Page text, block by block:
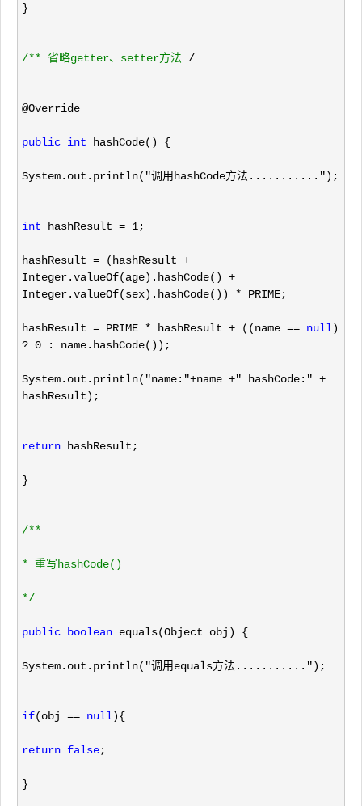
}
/** 省略getter、setter方法 /
@Override
public int hashCode() {
System.out.println( "调用hashCode方法...........");
int hashResult = 1;
hashResult = (hashResult +
Integer.valueOf(age).hashCode() +
Integer.valueOf(sex).hashCode()) * PRIME;
hashResult = PRIME * hashResult + ((name == null)
? 0 : name.hashCode());
System.out.println( "name:"+name +" hashCode:" +
hashResult);
return hashResult;
}
/**
* 重写hashCode()
*/
public boolean equals(Object obj) {
System.out.println( "调用equals方法...........");
if(obj == null){
return false;
}